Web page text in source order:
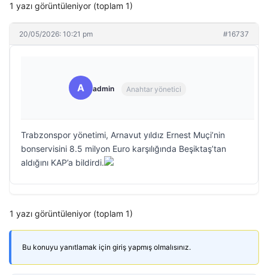
1 yazı görüntüleniyor (toplam 1)
20/05/2026: 10:21 pm #16737
A admin Anahtar yönetici
Trabzonspor yönetimi, Arnavut yıldız Ernest Muçi’nin
bonservisini 8.5 milyon Euro karşılığında Beşiktaş’tan
aldığını KAP’a bildirdi.
1 yazı görüntüleniyor (toplam 1)
Bu konuyu yanıtlamak için giriş yapmış olmalısınız.